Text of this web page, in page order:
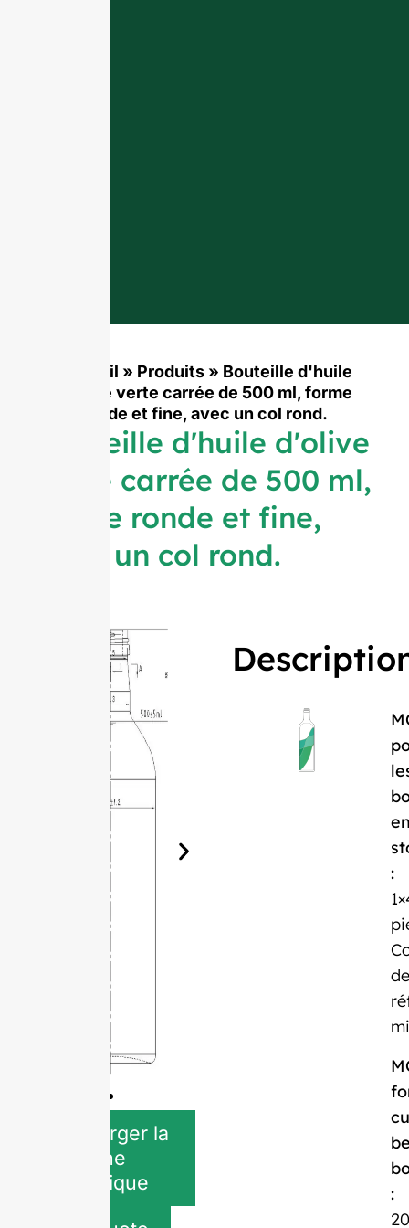
Accueil » Produits» Bouteille d'huile
d'olive verte carrée de 500 ml, forme
ronde et fine, avec un col rond.
Bouteille d'huile d'olive
verte carrée de 500 ml,
forme ronde et fine,
avec un col rond.
Télécharger la
fiche
technique
:
de
: